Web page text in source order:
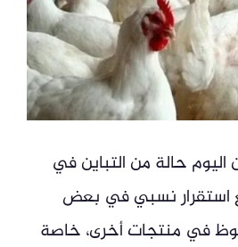
حالة من التباين في
استقرار نسبي في بعض
في منتجات أخرى، خاصة